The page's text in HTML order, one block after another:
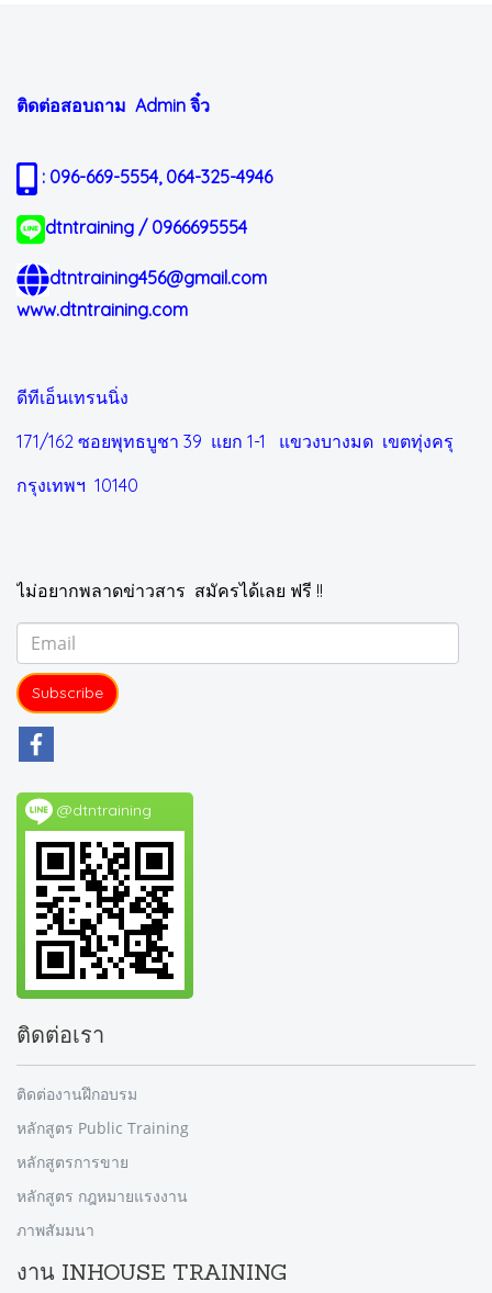
ติดต่อสอบถาม Admin จิ๋ว
: 096-669-5554, 064-325-4946
dtntraining / 0966695554
dtntraining456@gmail.com
www.dtntraining.com
ดีทีเอ็นเทรนนิ่ง
171/162 ซอยพุทธบูชา 39 แยก 1-1 แขวงบางมด เขตทุ่งครุ
กรุงเทพฯ 10140
ไม่อยากพลาดข่าวสาร สมัครได้เลย ฟรี !!
Subscribe
@dtntraining
ติดต่อเรา
ติดต่องานฝึกอบรม
หลักสูตร Public Training
หลักสูตรการขาย
หลักสูตร กฎหมายแรงงาน
ภาพสัมมนา
งาน INHOUSE TRAINING